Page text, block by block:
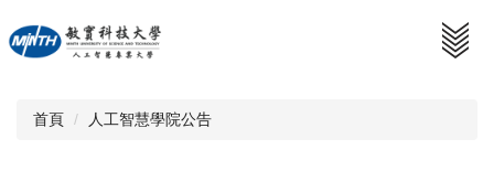
到
主
首頁 人工智慧學院公告